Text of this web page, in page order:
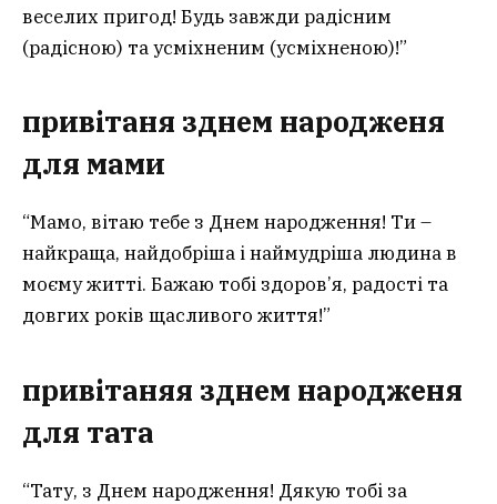
веселих пригод! Будь завжди радісним
(радісною) та усміхненим (усміхненою)!”
привітаня зднем народженя
для мами
“Мамо, вітаю тебе з Днем народження! Ти –
найкраща, найдобріша і наймудріша людина в
моєму житті. Бажаю тобі здоров’я, радості та
довгих років щасливого життя!”
привітаняя зднем народженя
для тата
“Тату, з Днем народження! Дякую тобі за